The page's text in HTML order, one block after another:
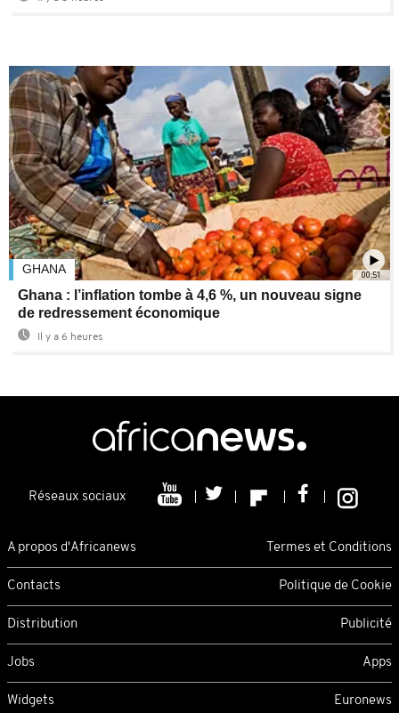
00:51
GHANA
Ghana : l’inflation tombe à 4,6 %, un nouveau signe
de redressement économique
Il y a 6 heures
Réseaux sociaux
A propos d'Africanews Termes et Conditions
Contacts Politique de Cookie
Distribution Publicité
Jobs Apps
Widgets Euronews